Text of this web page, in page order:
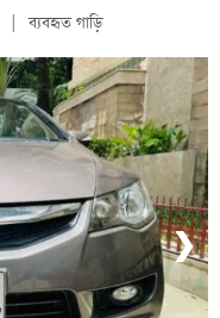
ব্যবহৃত গাড়ি
❯